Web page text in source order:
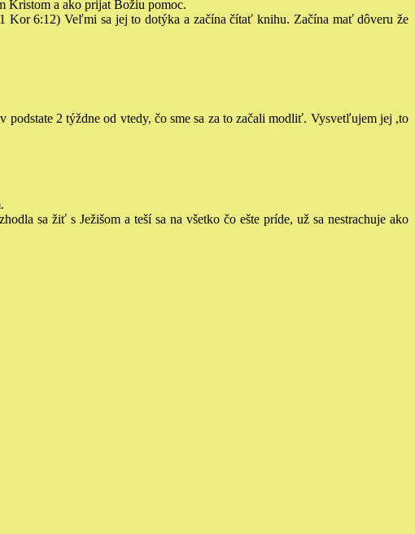
Kristom a ako prijat Božiu pomoc.
Kor 6:12) Veľmi sa jej to dotýka a začína čítať knihu. Začína mať dôveru že
2 týždne od vtedy, čo sme sa za to začali modliť. Vysvetľujem jej ,to
sa žiť s Ježišom a teší sa na všetko čo ešte príde, už sa nestrachuje ako